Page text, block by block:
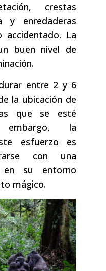
crestas
y enredaderas
La
buen nivel de
entre 2 y 6
la ubicación de
que se esté
embargo, la
esfuerzo es
con una
su entorno
mágico.